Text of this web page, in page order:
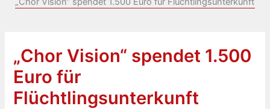
„Chor Vision“ spendet 1.500
Euro für
Flüchtlingsunterkunft